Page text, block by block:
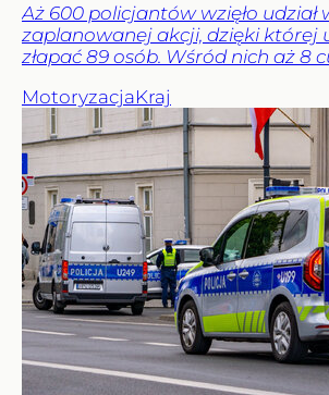
Aż 600 policjantów wzięło udział
zaplanowanej akcji, dzięki której
złapać 89 osób. Wśród nich aż 8
MotoryzacjaKraj